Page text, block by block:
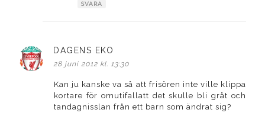
SVARA
DAGENS EKO
28 juni 2012 kl. 13:30
Kan ju kanske va så att frisören inte ville klippa
kortare för omutifallatt det skulle bli gråt och
tandagnisslan från ett barn som ändrat sig?